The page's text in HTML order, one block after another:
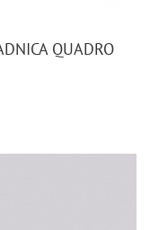
QUADRO